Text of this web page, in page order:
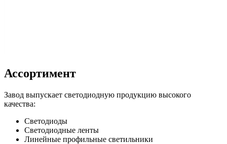
Ассортимент
Завод выпускает светодиодную продукцию высокого
качества:
Светодиоды
Светодиодные ленты
Линейные профильные светильники